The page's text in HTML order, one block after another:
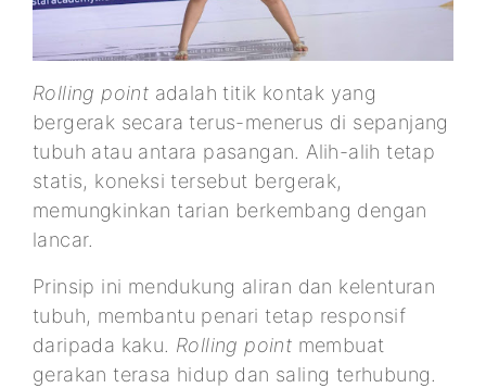
Rolling point adalah titik kontak yang
bergerak secara terus-menerus di sepanjang
tubuh atau antara pasangan. Alih-alih tetap
statis, koneksi tersebut bergerak,
memungkinkan tarian berkembang dengan
lancar.
Prinsip ini mendukung aliran dan kelenturan
tubuh, membantu penari tetap responsif
daripada kaku. Rolling point membuat
gerakan terasa hidup dan saling terhubung.